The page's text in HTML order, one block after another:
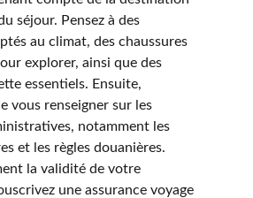
séjour. Pensez à des
au climat, des chaussures
explorer, ainsi que des
essentiels. Ensuite,
vous renseigner sur les
notamment les
et les règles douanières.
la validité de votre
une assurance voyage